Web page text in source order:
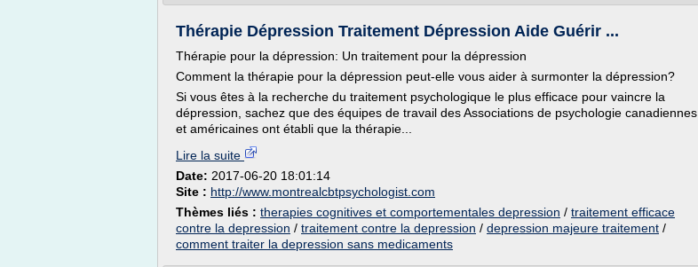
Thérapie Dépression Traitement Dépression Aide Guérir ...
Thérapie pour la dépression: Un traitement pour la dépression
Comment la thérapie pour la dépression peut-elle vous aider à surmonter la dépression?
Si vous êtes à la recherche du traitement psychologique le plus efficace pour vaincre la
dépression, sachez que des équipes de travail des Associations de psychologie canadiennes
et américaines ont établi que la thérapie...
Lire la suite
Date: 2017-06-20 18:01:14
Site : http://www.montrealcbtpsychologist.com
Thèmes liés : therapies cognitives et comportementales depression / traitement efficace
contre la depression / traitement contre la depression / depression majeure traitement /
comment traiter la depression sans medicaments